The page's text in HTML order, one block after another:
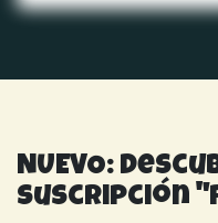
NUEVO:
suscripción